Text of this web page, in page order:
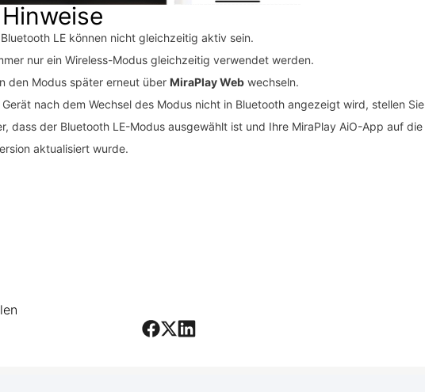
LE können nicht gleichzeitig aktiv sein.
nur ein Wireless-Modus gleichzeitig verwendet werden.
den Modus später erneut über MiraPlay Webwechseln.
Gerät nach dem Wechsel des Modus nicht in Bluetooth angezeigt wird, stellen Sie
dass der Bluetooth LE-Modus ausgewählt ist und Ihre MiraPlay AiO-App auf die
aktualisiert wurde.